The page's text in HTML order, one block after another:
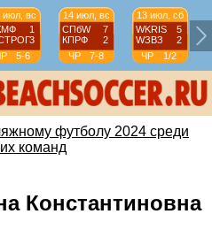
июл, вс
1
3
5-6
14 июл, вс
СПбW
7
КПРФ
2
ЧР
7-8
13 июл, сб
WKRIS
5
WЗВЗ
2
ЧР
1/2
футболу 2024 среди
команд
Константиновна